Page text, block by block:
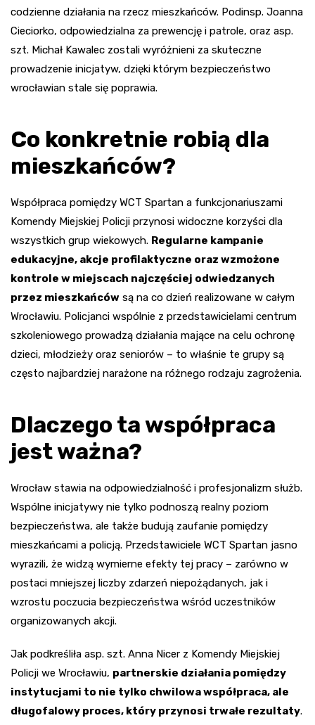
codzienne działania na rzecz mieszkańców. Podinsp. Joanna
Cieciorko, odpowiedzialna za prewencję i patrole, oraz asp.
szt. Michał Kawalec zostali wyróżnieni za skuteczne
prowadzenie inicjatyw, dzięki którym bezpieczeństwo
wrocławian stale się poprawia.
Co konkretnie robią dla
mieszkańców?
Współpraca pomiędzy WCT Spartan a funkcjonariuszami
Komendy Miejskiej Policji przynosi widoczne korzyści dla
wszystkich grup wiekowych. Regularne kampanie
edukacyjne, akcje profilaktyczne oraz wzmożone
kontrole w miejscach najczęściej odwiedzanych
przez mieszkańców są na co dzień realizowane w całym
Wrocławiu. Policjanci wspólnie z przedstawicielami centrum
szkoleniowego prowadzą działania mające na celu ochronę
dzieci, młodzieży oraz seniorów – to właśnie te grupy są
często najbardziej narażone na różnego rodzaju zagrożenia.
Dlaczego ta współpraca
jest ważna?
Wrocław stawia na odpowiedzialność i profesjonalizm służb.
Wspólne inicjatywy nie tylko podnoszą realny poziom
bezpieczeństwa, ale także budują zaufanie pomiędzy
mieszkańcami a policją. Przedstawiciele WCT Spartan jasno
wyrazili, że widzą wymierne efekty tej pracy – zarówno w
postaci mniejszej liczby zdarzeń niepożądanych, jak i
wzrostu poczucia bezpieczeństwa wśród uczestników
organizowanych akcji.
Jak podkreśliła asp. szt. Anna Nicer z Komendy Miejskiej
Policji we Wrocławiu, partnerskie działania pomiędzy
instytucjami to nie tylko chwilowa współpraca, ale
długofalowy proces, który przynosi trwałe rezultaty.